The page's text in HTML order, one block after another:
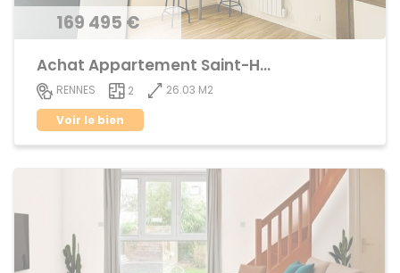
169 495 €
Achat Appartement Saint-Helier
RENNES 2
26.03 M2
Voir le bien